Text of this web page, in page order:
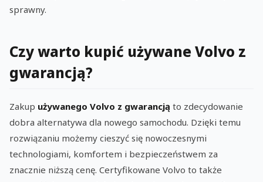
sprawny.
Czy warto kupić używane Volvo z
gwarancją?
Zakup używanego Volvo z gwarancją to zdecydowanie
dobra alternatywa dla nowego samochodu. Dzięki temu
rozwiązaniu możemy cieszyć się nowoczesnymi
technologiami, komfortem i bezpieczeństwem za
znacznie niższą cenę. Certyfikowane Volvo to także